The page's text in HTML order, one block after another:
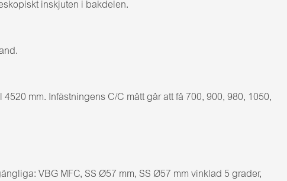
inskjuten i bakdelen.
mm. Infästningens C/C mått går att få 700, 900, 980, 1050,
VBG MFC, SS Ø57 mm, SS Ø57 mm vinklad 5 grader,